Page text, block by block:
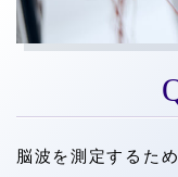
脳波を測定するた